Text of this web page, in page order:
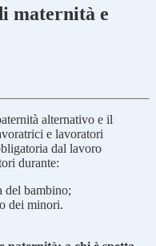
maternità e
alternativo e il
e lavoratori
dal lavoro
durante:
del bambino;
dei minori.